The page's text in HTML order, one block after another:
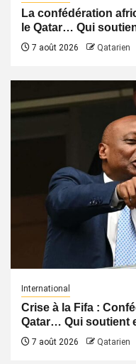
La confédération
le Qatar… Qui
7 août 2026 Qatarien
International
Crise à la Fifa :
Qatar… Qui soutient
7 août 2026 Qatarien